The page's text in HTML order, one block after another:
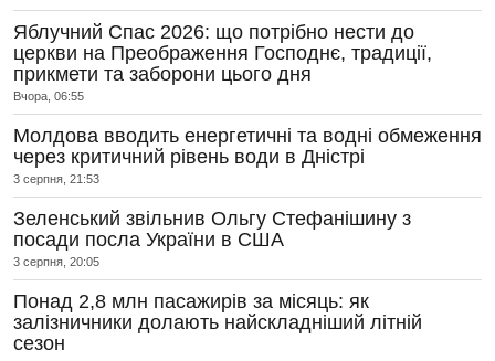
Яблучний Спас 2026: що потрібно нести до
церкви на Преображення Господнє, традиції,
прикмети та заборони цього дня
Вчора, 06:55
Молдова вводить енергетичні та водні обмеження
через критичний рівень води в Дністрі
3 серпня, 21:53
Зеленський звільнив Ольгу Стефанішину з
посади посла України в США
3 серпня, 20:05
Понад 2,8 млн пасажирів за місяць: як
залізничники долають найскладніший літній
сезон